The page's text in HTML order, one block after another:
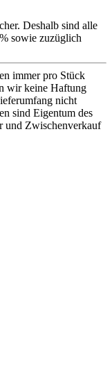
Deshalb sind alle
sowie zuzüglich
immer pro Stück
wir keine Haftung
nicht
sind Eigentum des
und Zwischenverkauf